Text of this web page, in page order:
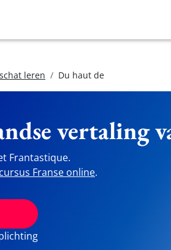
leren Du haut de
vertaling
Frantastique.
cursus Franse online.